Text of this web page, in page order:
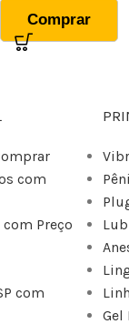
Comprar
com
com Preço
com
Gel